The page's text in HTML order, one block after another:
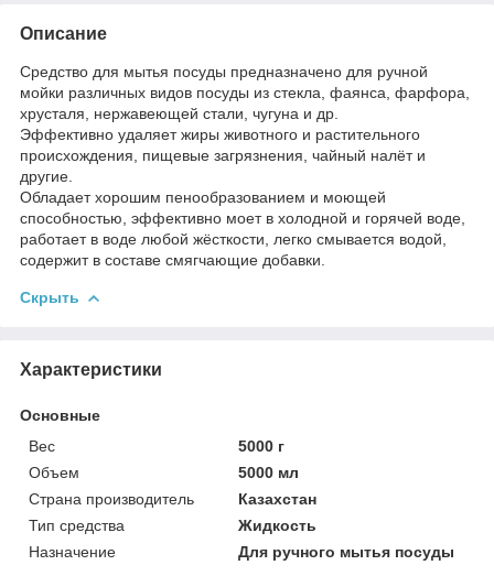
Описание
Средство для мытья посуды предназначено для ручной
мойки различных видов посуды из стекла, фаянса, фарфора,
хрусталя, нержавеющей стали, чугуна и др.
Эффективно удаляет жиры животного и растительного
происхождения, пищевые загрязнения, чайный налёт и
другие.
Обладает хорошим пенообразованием и моющей
способностью, эффективно моет в холодной и горячей воде,
работает в воде любой жёсткости, легко смывается водой,
содержит в составе смягчающие добавки.
Скрыть
Характеристики
Основные
Вес
5000 г
Объем
5000 мл
Страна производитель
Казахстан
Тип средства
Жидкость
Назначение
Для ручного мытья посуды